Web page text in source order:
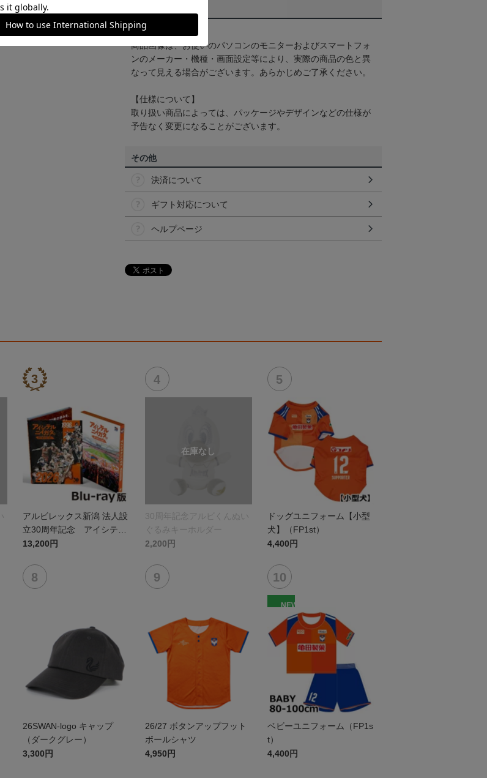
【カラーについて】
商品画像は、お使いのパソコンのモニターおよびスマートフォ
ンのメーカー・機種・画面設定等により、実際の商品の色と異
なって見える場合がございます。あらかじめご了承ください。
【仕様について】
取り扱い商品によっては、パッケージやデザインなどの仕様が
予告なく変更になることがございます。
その他
決済について
ギフト対応について
ヘルプページ
アルビレックス新潟 法人設
立30周年記念 アイシテル
ニイガタ ―受け継がれる想
13,200円
30周年記念アルビくんぬい
ぐるみキーホルダー
2,200円
ドッグユニフォーム【小型
犬】（FP1st）
4,400円
26SWAN-logo キャップ
（ダークグレー）
3,300円
26/27 ボタンアップフット
ボールシャツ
4,950円
NEW
ベビーユニフォーム（FP1s
t）
4,400円